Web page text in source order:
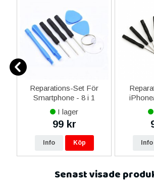
Reparations-Set För
Smartphone - 8 i 1
I lager
99 kr
Info Köp Info
Senast visade